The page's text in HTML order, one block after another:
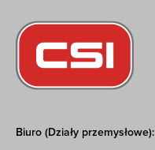
Biuro (Działy przemysłowe):